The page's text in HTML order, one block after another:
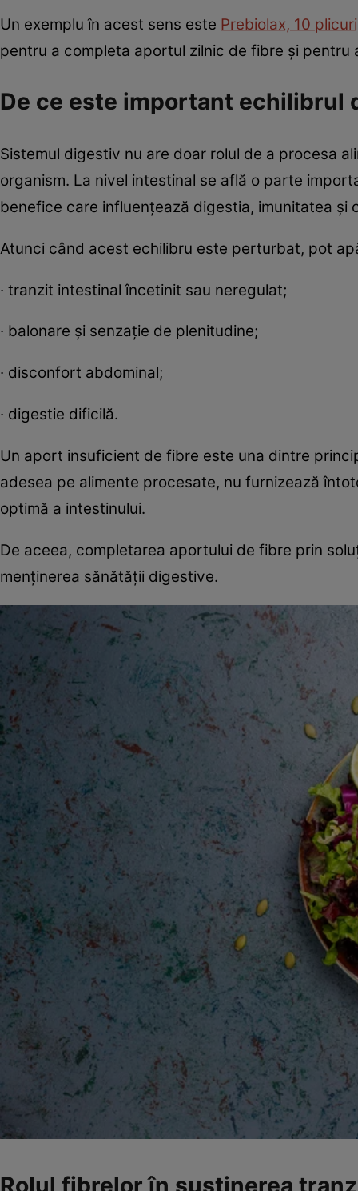
Un exemplu în acest sens este Prebiolax, 10
pentru a completa aportul zilnic de fibre și
De ce este important echilibrul
Sistemul digestiv nu are doar rolul de a procesa
organism. La nivel intestinal se află o parte
benefice care influențează digestia, imunitatea și
Atunci când acest echilibru este perturbat, pot
· tranzit intestinal încetinit sau neregulat;
· balonare și senzație de plenitudine;
· disconfort abdominal;
· digestie dificilă.
Un aport insuficient de fibre este una dintre
adesea pe alimente procesate, nu furnizează
optimă a intestinului.
De aceea, completarea aportului de fibre prin
menținerea sănătății digestive.
Rolul fibrelor în susținerea